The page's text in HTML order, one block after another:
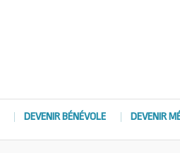
DEVENIR BÉNÉVOLE DEVENIR